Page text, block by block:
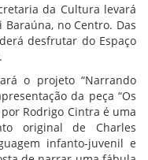
da Cultura levará
no Centro. Das
desfrutar do Espaço
o projeto “Narrando
da peça “Os
Rodrigo Cintra é uma
original de Charles
infanto-juvenil e